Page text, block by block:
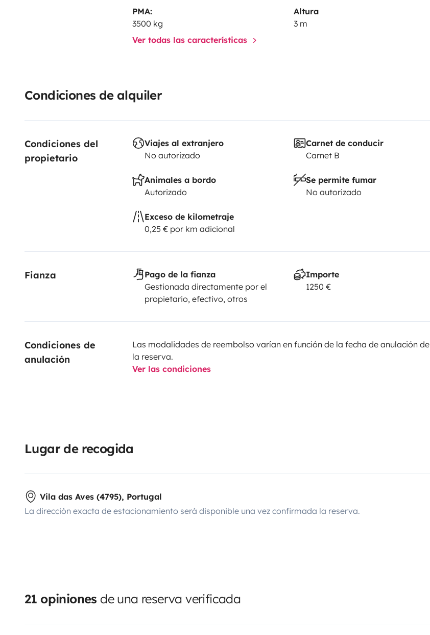
PMA:
3500 kg
Altura
3 m
Ver todas las características
Condiciones de alquiler
Condiciones del
propietario
Viajes al extranjero
No autorizado
Carnet de conducir
Carnet B
Animales a bordo
Autorizado
Se permite fumar
No autorizado
Exceso de kilometraje
0,25 € por km adicional
Fianza
Pago de la fianza
Gestionada directamente por el
propietario, efectivo, otros
Importe
1250 €
Condiciones de
anulación
Las modalidades de reembolso varían en función de la fecha de anulación de
la reserva.
Ver las condiciones
Lugar de recogida
Vila das Aves (4795), Portugal
La dirección exacta de estacionamiento será disponible una vez confirmada la reserva.
21 opiniones de una reserva verificada